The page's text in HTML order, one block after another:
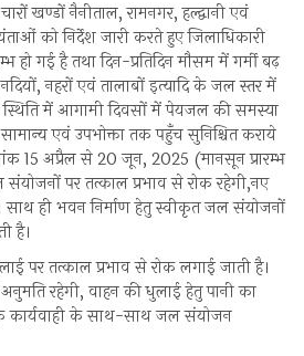
खण्डों नैनीताल, रामनगर, हल्द्वानी एवं
को निर्देश जारी करते हुए जिलाधिकारी
हो गई है तथा दिन-प्रतिदिन मौसम में गर्मी बढ़
नहरों एवं तालाबों इत्यादि के जल स्तर में
स्थिति में आगामी दिवसों में पेयजल की समस्या
एवं उपभोक्ता तक पहुँच सुनिश्चित कराये
15 अप्रैल से 20 जून, 2025 (मानसून प्रारम्भ
पर तत्काल प्रभाव से रोक रहेगी,नए
ही भवन निर्माण हेतु स्वीकृत जल संयोजनों
है।
पर तत्काल प्रभाव से रोक लगाई जाती है।
रहेगी, वाहन की धुलाई हेतु पानी का
कार्यवाही के साथ-साथ जल संयोजन